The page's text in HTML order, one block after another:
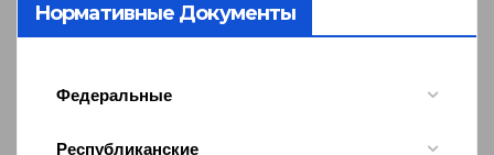
Нормативные Документы
Федеральные
Республиканские